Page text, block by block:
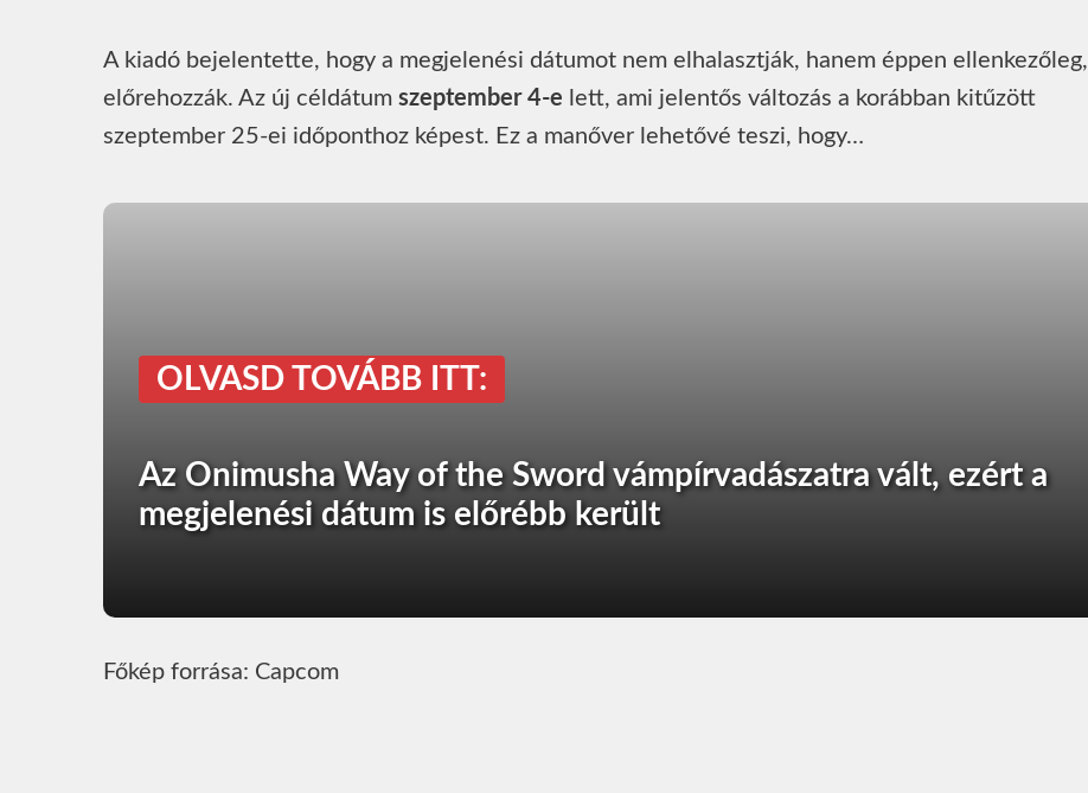
A kiadó bejelentette, hogy a megjelenési dátumot nem elhalasztják, hanem éppen ellenkezőleg,
előrehozzák. Az új céldátum szeptember 4-e lett, ami jelentős változás a korábban kitűzött
szeptember 25-ei időponthoz képest. Ez a manőver lehetővé teszi, hogy…
OLVASD TOVÁBB ITT:
Az Onimusha Way of the Sword vámpírvadászatra vált, ezért a
megjelenési dátum is előrébb került
Főkép forrása: Capcom